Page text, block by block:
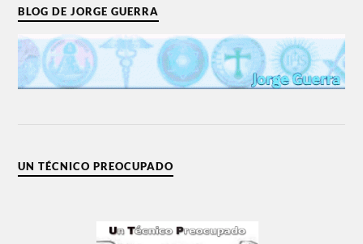
BLOG DE JORGE GUERRA
UN TÉCNICO PREOCUPADO